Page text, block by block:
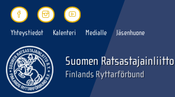
Yhteystiedot Kalenteri Medialle Jäsenhuone
Suomen Ratsastajainliitto
Finlands Ryttarförbund